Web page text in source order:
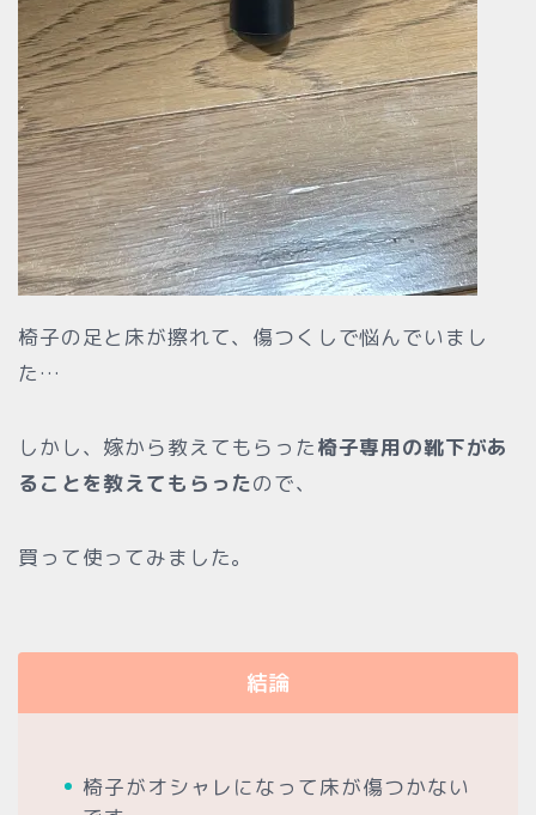
椅子の足と床が擦れて、傷つくしで悩んでいまし
た…
しかし、嫁から教えてもらった椅子専用の靴下があ
ることを教えてもらったので、
買って使ってみました。
結論
椅子がオシャレになって床が傷つかない